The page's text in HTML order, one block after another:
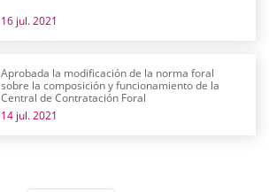
16 jul. 2021
Aprobada la modificación de la norma foral
sobre la composición y funcionamiento de la
Central de Contratación Foral
14 jul. 2021